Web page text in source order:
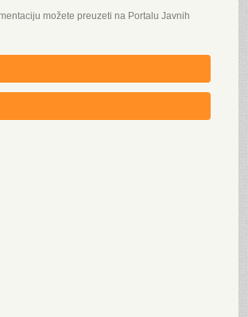
možete preuzeti na Portalu Javnih
postupka javne nabavke - Uredski
potrošni materijal